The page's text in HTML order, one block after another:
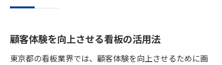
顧客体験を向上させる看板の活用法
東京都の看板業界では、顧客体験を向上させるために画